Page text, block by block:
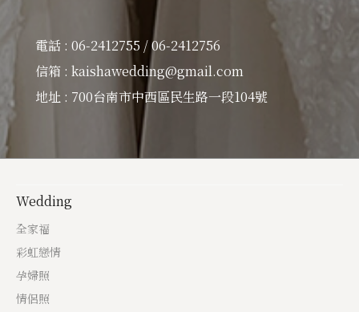
電話 : 06-2412755 / 06-2412756
信箱 : kaishawedding@gmail.com
地址 : 700台南市中西區民生路一段104號
Wedding
全家福
彩虹戀情
孕婦照
情侶照